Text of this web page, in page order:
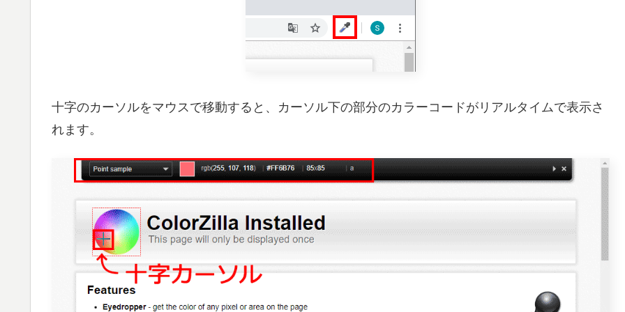
十字のカーソルをマウスで移動すると、カーソル下の部分のカラーコードがリアルタイムで表示さ
れます。